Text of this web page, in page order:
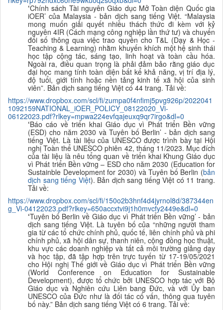
‘Chính sách Tài nguyên Giáo dục Mở Toàn diện Quốc gia
iOER’ của Malaysia - bản dịch sang tiếng Việt. “Malaysia
mong muốn giải quyết nhiều thách thức đi kèm với kỷ
nguyên 4IR (Cách mạng công nghiệp lần thứ tư) và chuyển
đổi số thông qua việc trao quyền cho T&L (Dạy & Học -
Teaching & Learning) nhằm khuyến khích một hệ sinh thái
học tập cộng tác, sáng tạo, linh hoạt và toàn cầu hóa.
Ngoài ra, điều quan trọng là phải đảm bảo rằng giáo dục
đại học mang tính toàn diện bất kể khả năng, vị trí địa lý,
độ tuổi, giới tính hoặc nền tảng kinh tế xã hội của sinh
viên”. Bản dịch sang tiếng Việt có 44 trang. Tải về:
https://www.dropbox.com/scl/fi/zumpa0f4nfimj5pvg926p/2022041
1092159NATIONAL_iOER_POLICY_08122020_Vi-
06122023.pdf?rlkey=mpwa224evfqajeuxq9qr7irgo&dl=0
‘Báo cáo về triển khai Giáo dục vì Phát triển Bền vững
(ESD) cho năm 2030 và Tuyên bố Berlin’ - bản dịch sang
tiếng Việt. Là tài liệu của UNESCO được trình bày tại Hội
nghị Toàn thể UNESCO phiên 42, tháng 11/2023. Mục đích
của tài liệu là nêutổng quan về triển khai Khung Giáo dục
vì Phát triển Bền vững – ESD cho năm 2030 (Education for
Sustainble Development for 2030) và Tuyên bố Berlin (bản
dịch sang tiếng Việt). Bản dịch sang tiếng Việt có 11 trang.
Tải về:
https://www.dropbox.com/scl/fi/150o2b3hnf4d4jyrnol8d/387344en
g_Vi-04122023.pdf?rlkey=650accxtvi9j1h0mvcfy2449e&dl=0
‘Tuyên bố Berlin về Giáo dục vì Phát triển Bền vững’ - bản
dịch sang tiếng Việt. Là tuyên bố của “những người tham
gia từ các tổ chức chính phủ, quốc tế, liên chính phủ và phi
chính phủ, xã hội dân sự, thanh niên, cộng đồng học thuật,
khu vực các doanh nghiệp và tất cả môi trường giảng dạy
và học tập, đã tập hợp trên trực tuyến từ 17-19/05/2021
cho Hội nghị Thế giới về Giáo dục vì Phát triển Bền vững
(World Conference on Education for Sustainable
Development), được tổ chức bởi UNESCO hợp tác với Bộ
Giáo dục và Nghiên cứu Liên bang Đức, và với Ủy ban
UNESCO của Đức như là đối tác cố vấn, thông qua tuyên
bố này.” Bản dịch sang tiếng Việt có 6 trang. Tải về: